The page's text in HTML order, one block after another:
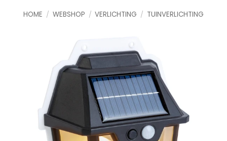
HOME / WEBSHOP / VERLICHTING / TUINVERLICHTING